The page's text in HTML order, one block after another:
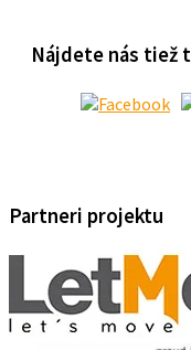
Nájdete nás tiež
Partneri projektu